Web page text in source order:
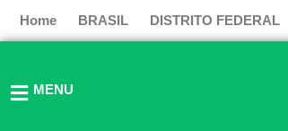
para
conteúdo
Home BRASIL DISTRITO FEDERAL
MENU